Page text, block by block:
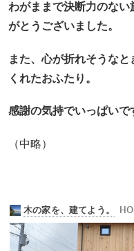
わがままで決断力のない
がとうございました。
また、心が折れそうな
くれたおふたり。
感謝の気持でいっぱいで
（中略）